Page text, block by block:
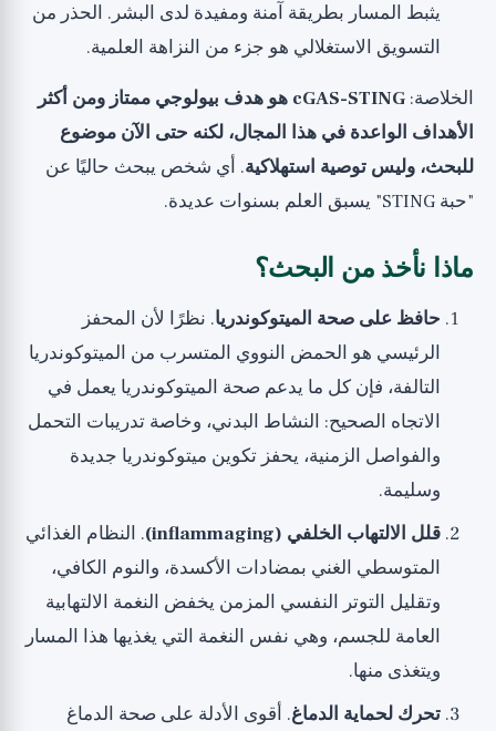
يثبط المسار بطريقة آمنة ومفيدة لدى البشر. الحذر من
التسويق الاستغلالي هو جزء من النزاهة العلمية.
الخلاصة:
cGAS-STING هو هدف بيولوجي ممتاز ومن أكثر
الأهداف الواعدة في هذا المجال، لكنه حتى الآن موضوع
للبحث، وليس توصية استهلاكية. أي شخص يبحث حاليًا عن
"حبة STING" يسبق العلم بسنوات عديدة.
ماذا نأخذ من البحث؟
حافظ على صحة الميتوكوندريا. نظرًا لأن المحفز
الرئيسي هو الحمض النووي المتسرب من الميتوكوندريا
التالفة، فإن كل ما يدعم صحة الميتوكوندريا يعمل في
الاتجاه الصحيح: النشاط البدني، وخاصة تدريبات التحمل
والفواصل الزمنية، يحفز تكوين ميتوكوندريا جديدة
وسليمة.
قلل الالتهاب الخلفي (inflammaging)
. النظام الغذائي
المتوسطي الغني بمضادات الأكسدة، والنوم الكافي،
وتقليل التوتر النفسي المزمن يخفض النغمة الالتهابية
العامة للجسم، وهي نفس النغمة التي يغذيها هذا المسار
ويتغذى منها.
تحرك لحماية الدماغ. أقوى الأدلة على صحة الدماغ